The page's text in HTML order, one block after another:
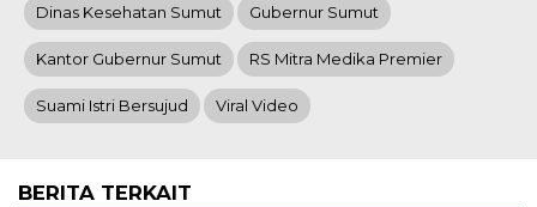
Dinas Kesehatan Sumut Gubernur Sumut
Kantor Gubernur Sumut RS Mitra Medika Premier
Suami Istri Bersujud Viral Video
BERITA TERKAIT